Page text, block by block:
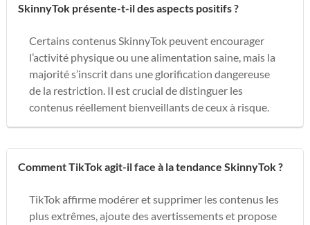
SkinnyTok présente-t-il des aspects positifs ?
Certains contenus SkinnyTok peuvent encourager
l’activité physique ou une alimentation saine, mais la
majorité s’inscrit dans une glorification dangereuse
de la restriction. Il est crucial de distinguer les
contenus réellement bienveillants de ceux à risque.
Comment TikTok agit-il face à la tendance SkinnyTok ?
TikTok affirme modérer et supprimer les contenus les
plus extrêmes, ajoute des avertissements et propose